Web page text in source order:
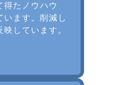
得たノウハウ
ます。削減し
しています。